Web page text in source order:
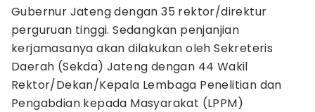
Gubernur Jateng dengan 35 rektor/direktur
perguruan tinggi. Sedangkan penjanjian
kerjamasanya akan dilakukan oleh Sekreteris
Daerah (Sekda) Jateng dengan 44 Wakil
Rektor/Dekan/Kepala Lembaga Penelitian dan
Pengabdian kepada Masyarakat (LPPM)